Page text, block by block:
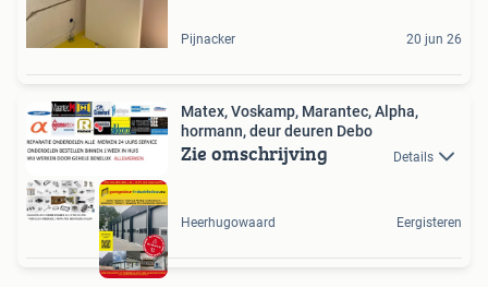
Pijnacker 20 jun 26
Matex, Voskamp, Marantec, Alpha,
hormann, deur deuren Debo
Zie omschrijving Details
Heerhugowaard Eergisteren